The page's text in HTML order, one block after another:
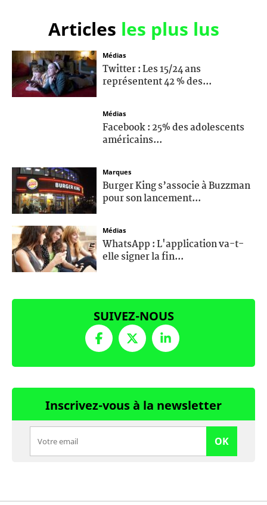
Articles les plus lus
Médias
Twitter : Les 15/24 ans
représentent 42 % des...
Médias
Facebook : 25% des adolescents
américains...
Marques
Burger King s’associe à Buzzman
pour son lancement...
Médias
WhatsApp : L'application va-t-
elle signer la fin...
SUIVEZ-NOUS
Inscrivez-vous à la newsletter
OK